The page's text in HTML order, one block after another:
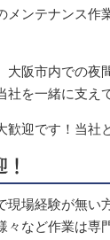
メンテナンス作
大阪市内での夜
を一緒に支え
迎です！当社
場経験が無い
々など作業は専